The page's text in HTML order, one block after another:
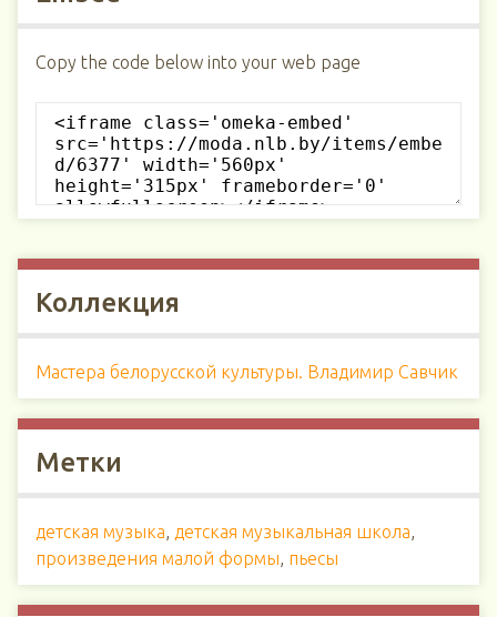
Copy the code below into your web page
Коллекция
Мастера белорусской культуры. Владимир Савчик
Метки
детская музыка, детская музыкальная школа,
произведения малой формы, пьесы